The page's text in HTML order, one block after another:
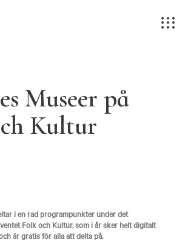
Museer på
Kultur
i en rad programpunkter under det
Folk och Kultur, som i år sker helt digitalt
är gratis för alla att delta på.